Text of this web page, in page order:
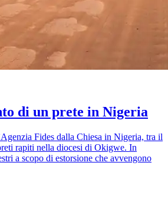
di un prete in Nigeria
Fides dalla Chiesa in Nigeria, tra il
rapiti nella diocesi di Okigwe. In
a scopo di estorsione che avvengono